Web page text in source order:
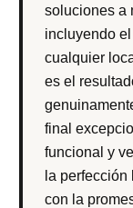
soluciones a
incluyendo
cualquier
es el
final
funcional y
la
con la